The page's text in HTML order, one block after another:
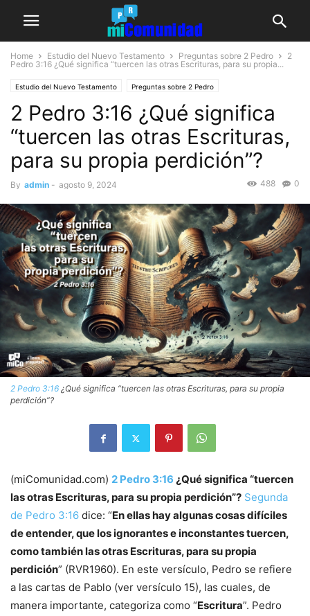
Home Estudio del Nuevo Testamento Preguntas sobre 2 Pedro
2
Pedro 3:16 ¿Qué significa “tuercen las otras Escrituras, para su propia...
Estudio del Nuevo Testamento Preguntas sobre 2 Pedro
2 Pedro 3:16 ¿Qué significa
“tuercen las otras Escrituras,
para su propia perdición”?
By admin - agosto 9, 2024 0
488
2 Pedro 3:16 ¿Qué significa “tuercen las otras Escrituras, para su propia
perdición”?
(miComunidad.com) 2 Pedro 3:16 ¿Qué significa “tuercen
las otras Escrituras, para su propia perdición”? Segunda
de Pedro 3:16 dice: “En ellas hay algunas cosas difíciles
de entender, que los ignorantes e inconstantes tuercen,
como también las otras Escrituras, para su propia
perdición” (RVR1960). En este versículo, Pedro se refiere
a las cartas de Pablo (ver versículo 15), las cuales, de
manera importante, categoriza como “Escritura”. Pedro